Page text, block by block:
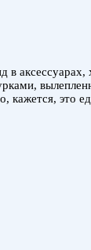
аксессуарах,
кажется, это